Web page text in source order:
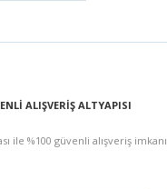
ALIŞVERİŞ ALTYAPISI
ile %100 güvenli alışveriş imkanı